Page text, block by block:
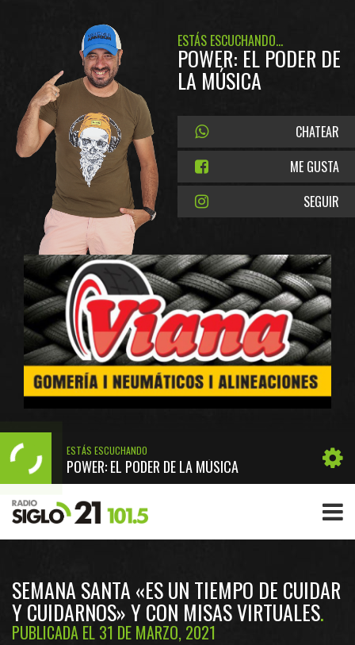
ESTÁS ESCUCHANDO...
POWER: EL PODER DE
LA MÚSICA
CHATEAR
ME GUSTA
SEGUIR
ESTÁS ESCUCHANDO
POWER: EL PODER DE LA MÚSICA
SEMANA SANTA «ES UN TIEMPO DE CUIDAR
Y CUIDARNOS» Y CON MISAS VIRTUALES
PUBLICADA EL 31 DE MARZO, 2021